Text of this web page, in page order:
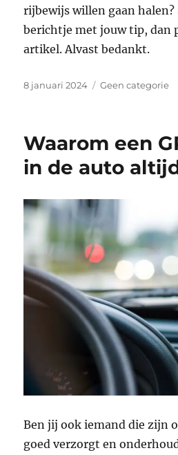
rijbewijs willen gaan halen?
berichtje met jouw tip, dan
artikel. Alvast bedankt.
Geplaatst
8 januari 2024 Categorieën
Geen categorie
Waarom een
in de auto
Ben jij ook iemand die zijn
goed verzorgt en